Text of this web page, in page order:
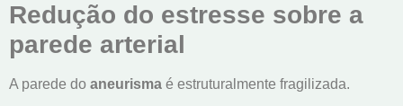
Redução do estresse sobre a
parede arterial
A parede do aneurisma é estruturalmente fragilizada.